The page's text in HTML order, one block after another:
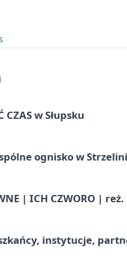
w Słupsku
ognisko w
| ICH CZWORO |
instytucje,